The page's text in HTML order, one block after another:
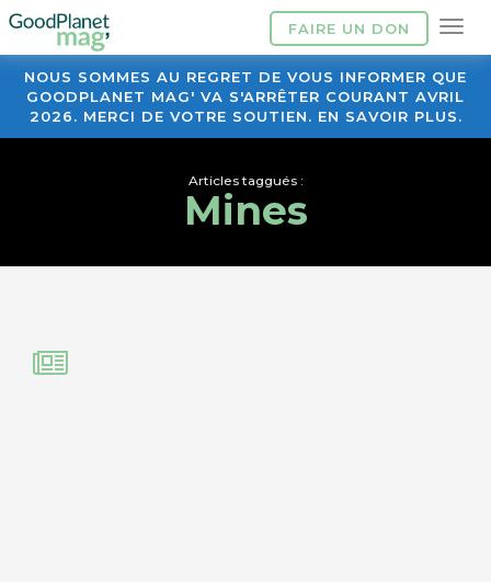
FAIRE UN DON
NOUS SOMMES AU REGRET DE VOUS INFORMER QUE
GOODPLANET MAG' VA S'ARRÊTER COURANT AVRIL
2026. MERCI DE VOTRE SOUTIEN. EN SAVOIR PLUS.
Articles taggués :
Mines